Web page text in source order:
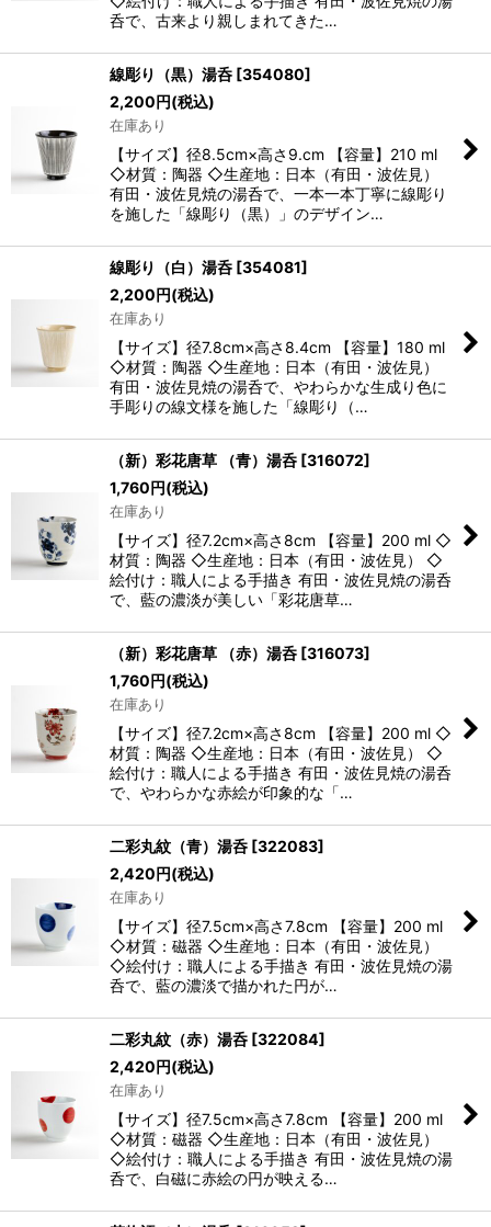
呑で、古来より親しまれてきた…
線彫り（黒）湯呑 [354080]
2,200円(税込)
在庫あり
【サイズ】径8.5cm×高さ9.cm 【容量】210 ml
◇材質：陶器 ◇生産地：日本（有田・波佐見）
有田・波佐見焼の湯呑で、一本一本丁寧に線彫り
を施した「線彫り（黒）」のデザイン…
線彫り（白）湯呑 [354081]
2,200円(税込)
在庫あり
【サイズ】径7.8cm×高さ8.4cm 【容量】180 ml
◇材質：陶器 ◇生産地：日本（有田・波佐見）
有田・波佐見焼の湯呑で、やわらかな生成り色に
手彫りの線文様を施した「線彫り（…
（新）彩花唐草 （青）湯呑 [316072]
1,760円(税込)
在庫あり
【サイズ】径7.2cm×高さ8cm 【容量】200 ml ◇
材質：陶器 ◇生産地：日本（有田・波佐見） ◇
絵付け：職人による手描き 有田・波佐見焼の湯呑
で、藍の濃淡が美しい「彩花唐草…
（新）彩花唐草 （赤）湯呑 [316073]
1,760円(税込)
在庫あり
【サイズ】径7.2cm×高さ8cm 【容量】200 ml ◇
材質：陶器 ◇生産地：日本（有田・波佐見） ◇
絵付け：職人による手描き 有田・波佐見焼の湯呑
で、やわらかな赤絵が印象的な「…
二彩丸紋（青）湯呑 [322083]
2,420円(税込)
在庫あり
【サイズ】径7.5cm×高さ7.8cm 【容量】200 ml
◇材質：磁器 ◇生産地：日本（有田・波佐見）
◇絵付け：職人による手描き 有田・波佐見焼の湯
呑で、藍の濃淡で描かれた円が…
二彩丸紋（赤）湯呑 [322084]
2,420円(税込)
在庫あり
【サイズ】径7.5cm×高さ7.8cm 【容量】200 ml
◇材質：磁器 ◇生産地：日本（有田・波佐見）
◇絵付け：職人による手描き 有田・波佐見焼の湯
呑で、白磁に赤絵の円が映える…